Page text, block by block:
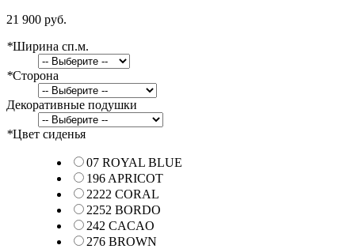
21 900 руб.
*Ширина сп.м.
*Сторона
Декоративные подушки
*Цвет сиденья
07 ROYAL BLUE
196 APRICOT
2222 CORAL
2252 BORDO
242 CACAO
276 BROWN